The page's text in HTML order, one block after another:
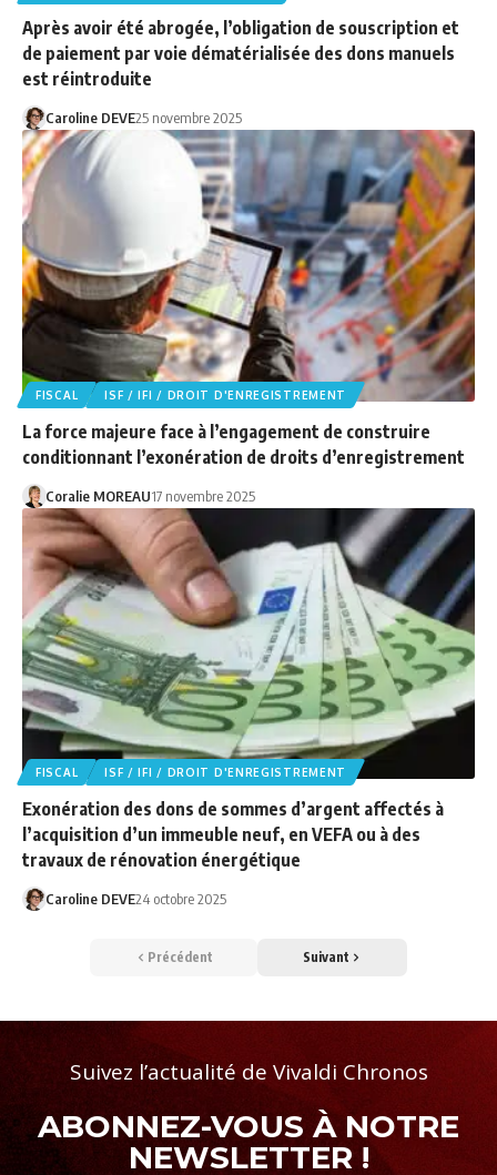
Après avoir été abrogée, l’obligation de souscription et
de paiement par voie dématérialisée des dons manuels
est réintroduite
Caroline DEVE25 novembre 2025
FISCAL ISF / IFI / DROIT D'ENREGISTREMENT
La force majeure face à l’engagement de construire
conditionnant l’exonération de droits d’enregistrement
Coralie MOREAU17 novembre 2025
FISCAL ISF / IFI / DROIT D'ENREGISTREMENT
Exonération des dons de sommes d’argent affectés à
l’acquisition d’un immeuble neuf, en VEFA ou à des
travaux de rénovation énergétique
Caroline DEVE24 octobre 2025
Précédent Suivant
Suivez l’actualité de Vivaldi Chronos
ABONNEZ-VOUS À NOTRE
NEWSLETTER !